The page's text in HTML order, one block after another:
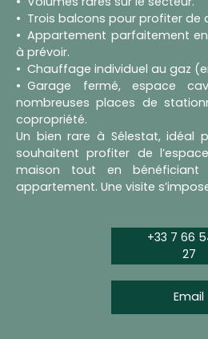
Trois balcons pour profiter de
Appartement parfaitement
à prévoir.
Chauffage individuel au gaz
Garage fermé, espace
nombreuses places de
copropriété.
Un bien rare à Sélestat, idéal
souhaitent profiter de
maison tout en bénéficiant
appartement. Une visite
+33 7 66
27
Email